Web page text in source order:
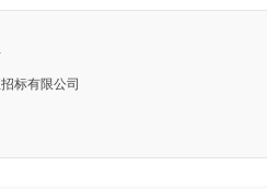
标有限公司